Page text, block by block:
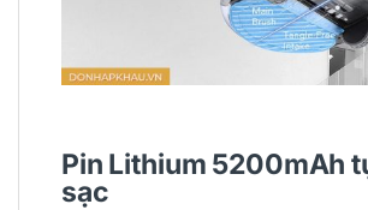
Pin Lithium 5200mAh
sạc